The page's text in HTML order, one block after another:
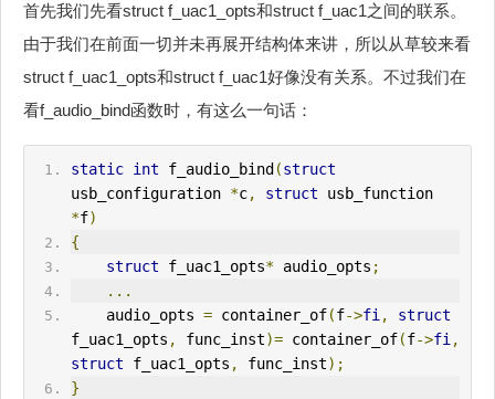
首先我们先看struct f_uac1_opts和struct f_uac1之间的联系。
由于我们在前面一切并未再展开结构体来讲，所以从草较来看
struct f_uac1_opts和struct f_uac1好像没有关系。不过我们在
看f_audio_bind函数时，有这么一句话：
static int f_audio_bind (struct
usb_configuration *c, struct
usb_function
*f)
{
struct f_uac1_opts* audio_opts ;
...
    audio_opts
= container_of(f->fi ,
struct
f_uac1_opts , func_inst)= container_of(f->fi ,
struct f_uac1_opts , func_inst);
}